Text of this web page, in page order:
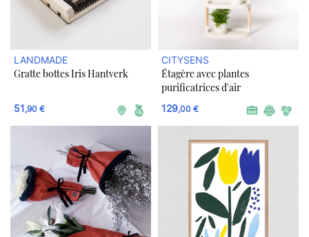
LANDMADE
Gratte bottes Iris Hantverk
51,90 €
CITYSENS
Étagère avec plantes
purificatrices d'air
129,00 €